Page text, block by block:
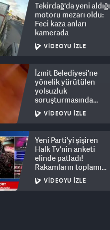
Tekirdağ'da yeni aldığı
motoru mezarı oldu:
Feci kaza anları
kamerada
VIDEOYU İZLE
İzmit Belediyesi'ne
yönelik yürütülen
yolsuzluk
soruşturmasında
rüşvet görüntüleri
ortaya çıktı
VIDEOYU İZLE
Yeni Parti'yi şişiren
Halk Tv'nin anketi
elinde patladı!
Rakamların toplamı
dalga konusu oldu
VIDEOYU İZLE